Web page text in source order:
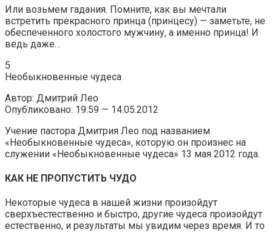
Или возьмем гадания. Помните, как вы мечтали
встретить прекрасного принца (принцесу) — заметьте, не
обеспеченного холостого мужчину, а именно принца! И
ведь даже…
5
Необыкновенные чудеса
Автор: Дмитрий Лео
Опубликовано: 19:59 — 14.05.2012
Учение пастора Дмитрия Лео под названием
«Необыкновенные чудеса», которую он произнес на
служении «Необыкновенные чудеса» 13 мая 2012 года.
КАК НЕ ПРОПУСТИТЬ ЧУДО
Некоторые чудеса в нашей жизни произойдут
сверхъестественно и быстро, другие чудеса произойдут
естественно, и результаты мы увидим через время. И то